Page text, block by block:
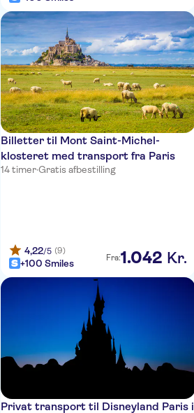
Billetter til Mont Saint-Michel-
klosteret med transport fra Paris
14 timer·Gratis afbestilling
4,22/5 (9)
+100 Smiles Fra:1.042 Kr.
Privat transport til Disneyland Paris i